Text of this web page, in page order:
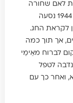
בת לאם שחורה
מקונגו ולאב לָבָן שגדלה בבלגיה. בסוף שנת 1944 נסעה
לקראת החג.
אך תוך כמה
לברוח מאֵימֵי
לטפל
ואחר כך עם